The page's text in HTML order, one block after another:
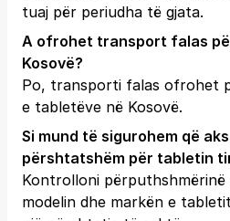
tuaj për periudha të gjata.
A ofrohet transport falas
Kosovë?
Po, transporti falas ofrohet
e tabletëve në Kosovë.
Si mund të sigurohem që
përshtatshëm për tabletin
Kontrolloni përputhshmërinë
modelin dhe markën e